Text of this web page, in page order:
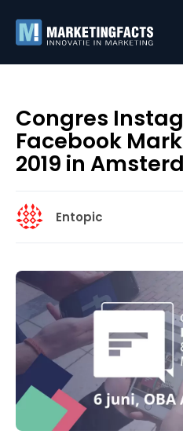
Congres
Facebook
2019 in
Entopic